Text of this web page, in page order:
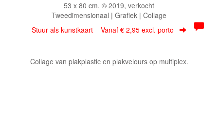
53 x 80 cm, © 2019, verkocht
Tweedimensionaal | Grafiek | Collage
Stuur als kunstkaart Vanaf € 2,95 excl. porto
Collage van plakplastic en plakvelours op multiplex.